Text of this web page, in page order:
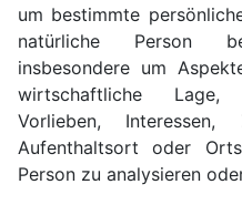
um bestimmte
natürliche Person
insbesondere um
wirtschaftliche Lage,
Vorlieben, Interessen,
Aufenthaltsort oder
Person zu analysieren